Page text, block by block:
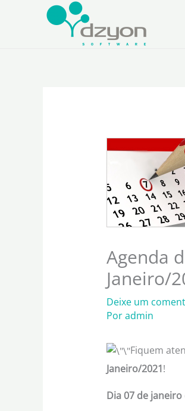
Agenda
Janeiro/
Deixe um
Poradmin
Fiquem
Janeiro/2021!
Dia 07 de